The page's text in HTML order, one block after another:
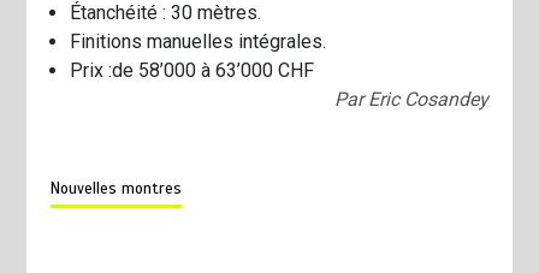
Étanchéité : 30 mètres.
Finitions manuelles intégrales.
Prix :de 58’000 à 63’000 CHF
Par Eric Cosandey
Nouvelles montres